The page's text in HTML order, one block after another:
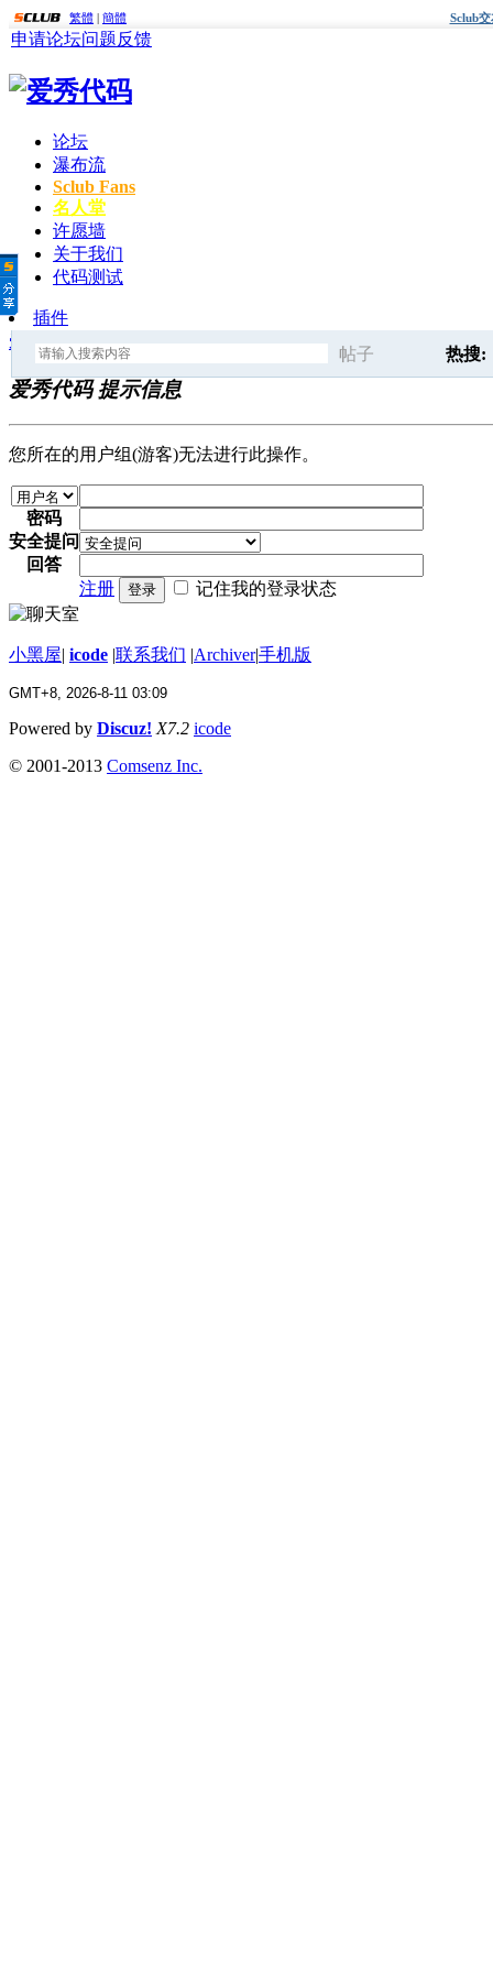
繁體 | 簡體 Sclub
申请论坛问题反馈
论坛
瀑布流
Sclub Fans
名人堂
许愿墙
关于我们
代码测试
插件
帖子
热搜:
后面
爱秀代码
爱秀代码 提示信息
您所在的用户组(游客)无法进行此操作。
密码
安全提问
回答
注册
登录 记住我的登录状态
小黑屋| icode |联系我们 |Archiver|手机版
GMT+8, 2026-8-11 03:09
Powered by Discuz! X7.2 icode
© 2001-2013 Comsenz Inc.